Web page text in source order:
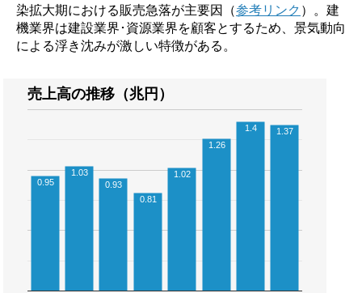
染拡大期における販売急落が主要因（参考リンク ）。建
機業界は建設業界･資源業界を顧客とするため、景気動向
による浮き沈みが激しい特徴がある。
売上高の推移（兆円）
0.95
1.03
0.93
0.81
1.02
1.26
1.4 1.37